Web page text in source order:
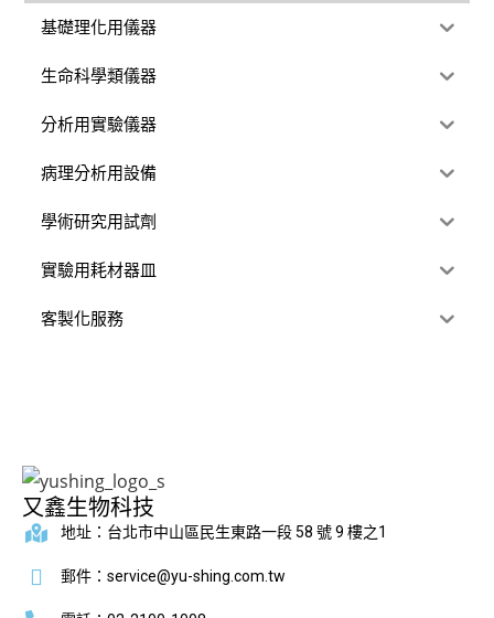
基礎理化用儀器
生命科學類儀器
分析用實驗儀器
病理分析用設備
學術研究用試劑
實驗用耗材器皿
客製化服務
又鑫生物科技
地址：台北市中山區民生東路一段 58 號 9 樓之1
郵件：service@yu-shing.com.tw